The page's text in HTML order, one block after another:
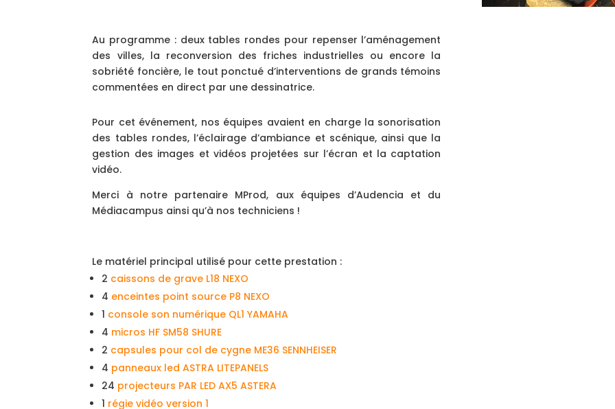
Au programme : deux tables rondes pour repenser l’aménagement
des villes, la reconversion des friches industrielles ou encore la
sobriété foncière, le tout ponctué d’interventions de grands témoins
commentées en direct par une dessinatrice.
Pour cet événement, nos équipes avaient en charge la sonorisation
des tables rondes, l’éclairage d’ambiance et scénique, ainsi que la
gestion des images et vidéos projetées sur l’écran et la captation
vidéo.
Merci à notre partenaire MProd, aux équipes d’Audencia et du
Médiacampus ainsi qu’à nos techniciens !
Le matériel principal utilisé pour cette prestation :
2 caissons de grave L18 NEXO
4 enceintes point source P8 NEXO
1 console son numérique QL1 YAMAHA
4 micros HF SM58 SHURE
2 capsules pour col de cygne ME36 SENNHEISER
4 panneaux led ASTRA LITEPANELS
24 projecteurs PAR LED AX5 ASTERA
1 régie vidéo version 1